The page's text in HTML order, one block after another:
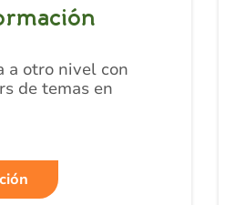
a otro nivel con
de temas en